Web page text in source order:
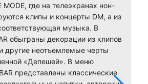
MODE, где на телеэкранах нон-
клипы и концерты DM, а из
музыка. В
обыграны декорации из клипов
и другие неотъемлемые черты
«Депешей». В меню
представлены классические